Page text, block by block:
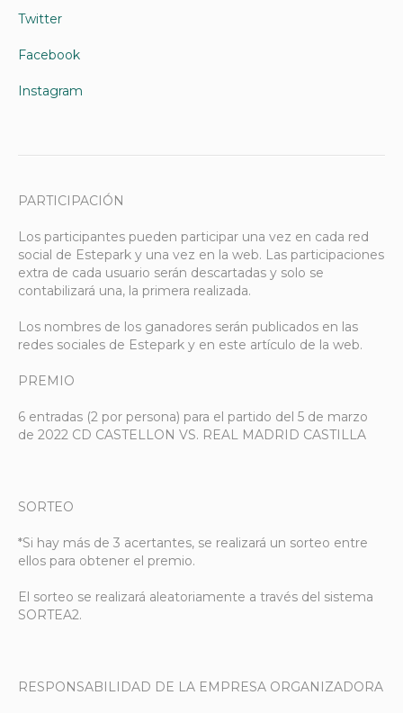
Twitter
Facebook
Instagram
PARTICIPACIÓN
Los participantes pueden participar una vez en cada red
social de Estepark y una vez en la web. Las participaciones
extra de cada usuario serán descartadas y solo se
contabilizará una, la primera realizada.
Los nombres de los ganadores serán publicados en las
redes sociales de Estepark y en este artículo de la web.
PREMIO
6 entradas (2 por persona) para el partido del 5 de marzo
de 2022 CD CASTELLON VS. REAL MADRID CASTILLA
SORTEO
*Si hay más de 3 acertantes, se realizará un sorteo entre
ellos para obtener el premio.
El sorteo se realizará aleatoriamente a través del sistema
SORTEA2.
RESPONSABILIDAD DE LA EMPRESA ORGANIZADORA